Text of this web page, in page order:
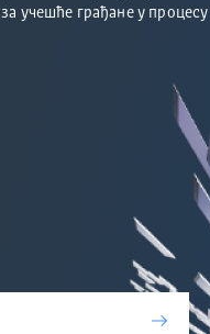
учешће грађане у процесу